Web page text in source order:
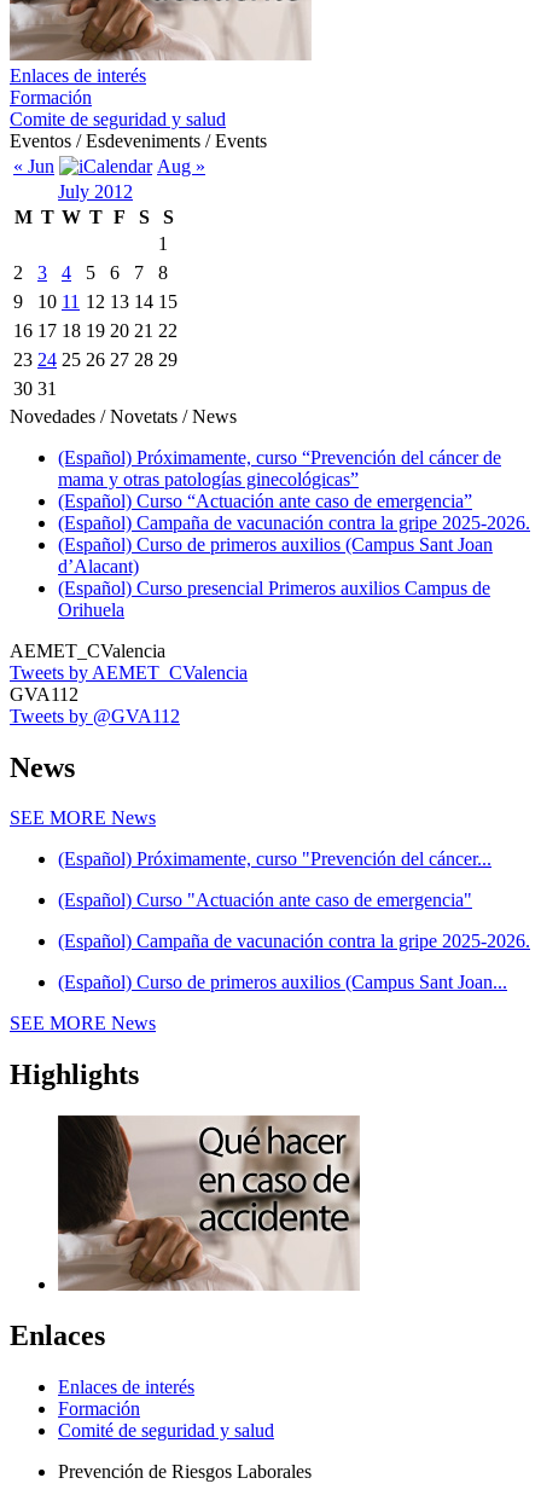
Enlaces de interés
Formación
Comite de seguridad y salud
Eventos / Esdeveniments / Events
« Jun
Aug »
July 2012
M T W T F S
S
1
2
3 4 5 6 7
8
9
10 11 12 13 14 15
16 17 18 19 20 21 22
23 24 25 26 27 28 29
30 31
Novedades / Novetats / News
(Español) Próximamente, curso “Prevención del cáncer de
mama y otras patologías ginecológicas”
(Español) Curso “Actuación ante caso de emergencia”
(Español) Campaña de vacunación contra la gripe 2025-2026.
(Español) Curso de primeros auxilios (Campus Sant Joan
d’Alacant)
(Español) Curso presencial Primeros auxilios Campus de
Orihuela
AEMET_CValencia
Tweets by AEMET_CValencia
GVA112
Tweets by @GVA112
News
SEE MORE News
(Español) Próximamente, curso "Prevención del cáncer...
(Español) Curso "Actuación ante caso de emergencia"
(Español) Campaña de vacunación contra la gripe 2025-2026.
(Español) Curso de primeros auxilios (Campus Sant Joan...
SEE MORE News
Highlights
Enlaces
Enlaces de interés
Formación
Comité de seguridad y salud
Prevención de Riesgos Laborales